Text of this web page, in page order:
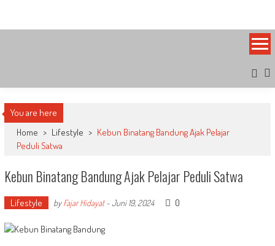
content
You are here
Home > Lifestyle > Kebun Binatang Bandung Ajak Pelajar
Peduli Satwa
Kebun Binatang Bandung Ajak Pelajar Peduli Satwa
Lifestyle byFajar Hidayat-Juni 19, 2024 0